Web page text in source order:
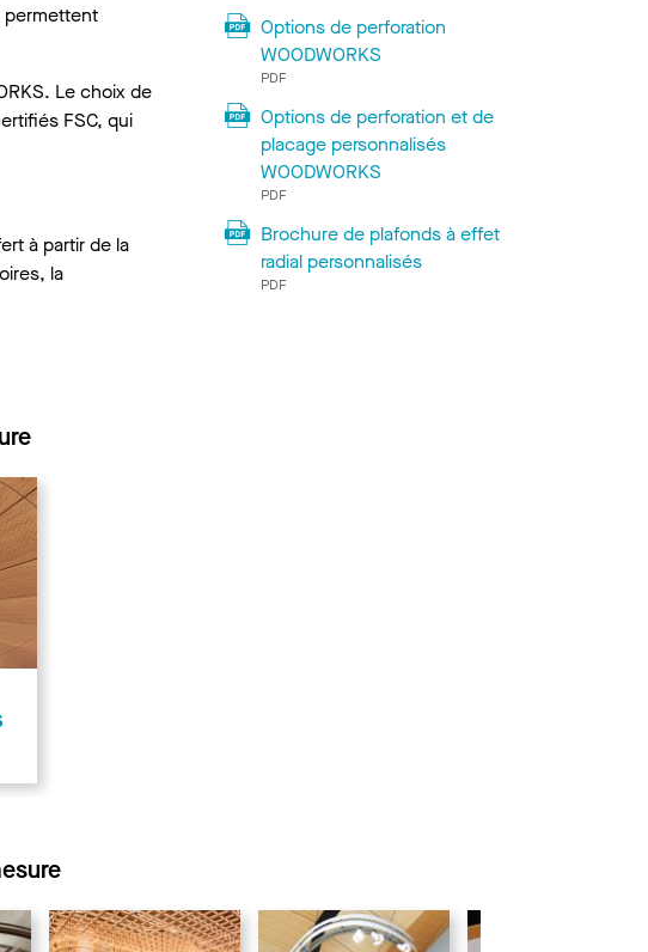
permettent
Le choix de
FSC, qui
à partir de la
la
Options de perforation
WOODWORKS
PDF
Options de perforation et de
placage personnalisés
WOODWORKS
PDF
Brochure de plafonds à effet
radial personnalisés
PDF